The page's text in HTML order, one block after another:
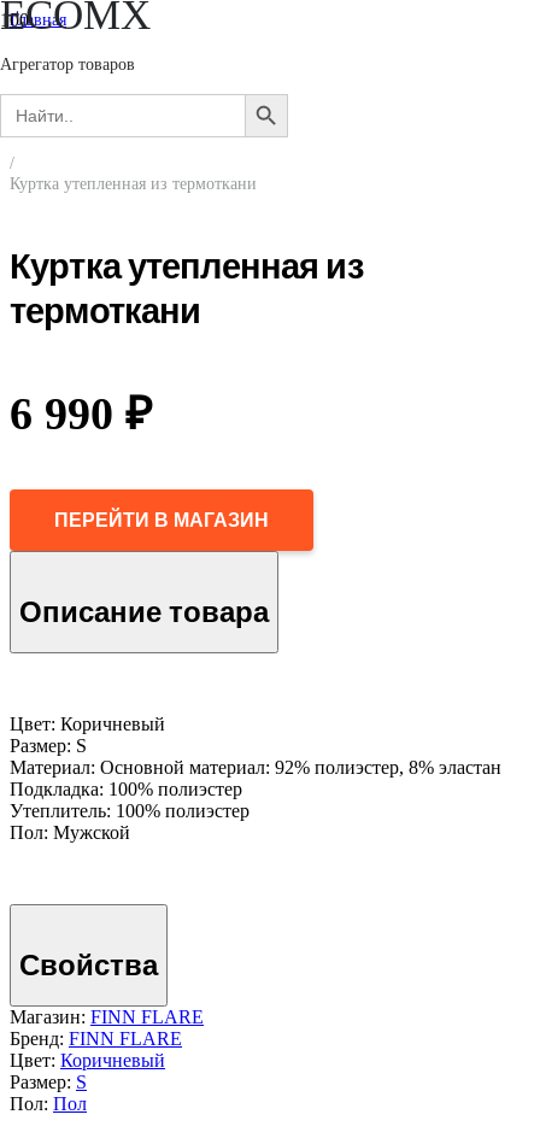
ECOMX
Агрегатор товаров
Search
for:
SEARCH
BUTTON
Главная
Мужчинам
Верхняя одежда
Куртки
/
Куртка утепленная из термоткани
Куртка утепленная из
термоткани
6 990 ₽
ПЕРЕЙТИ В МАГАЗИН
Описание товара
Цвет: Коричневый
Размер: S
Материал: Основной материал: 92% полиэстер, 8% эластан
Подкладка: 100% полиэстер
Утеплитель: 100% полиэстер
Пол: Мужской
Свойства
Магазин: FINN FLARE
Бренд: FINN FLARE
Цвет: Коричневый
Размер: S
Пол: Пол